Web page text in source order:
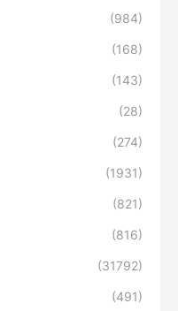
(984)
(168)
(143)
(28)
(274)
(1931)
(821)
(816)
(31792)
(491)